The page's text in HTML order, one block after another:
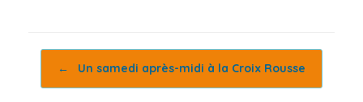
← Un samedi après-midi à la Croix Rousse